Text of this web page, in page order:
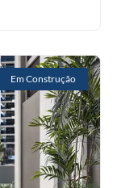
Em Construção